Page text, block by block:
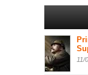
11/